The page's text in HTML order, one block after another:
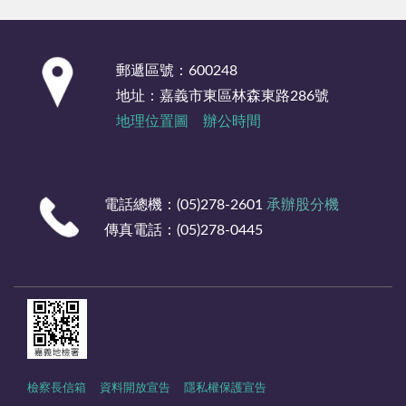
郵遞區號：600248
地址：嘉義市東區林森東路286號
地理位置圖
辦公時間
電話總機：(05)278-2601 承辦股分機
傳真電話：(05)278-0445
檢察長信箱 資料開放宣告 隱私權保護宣告